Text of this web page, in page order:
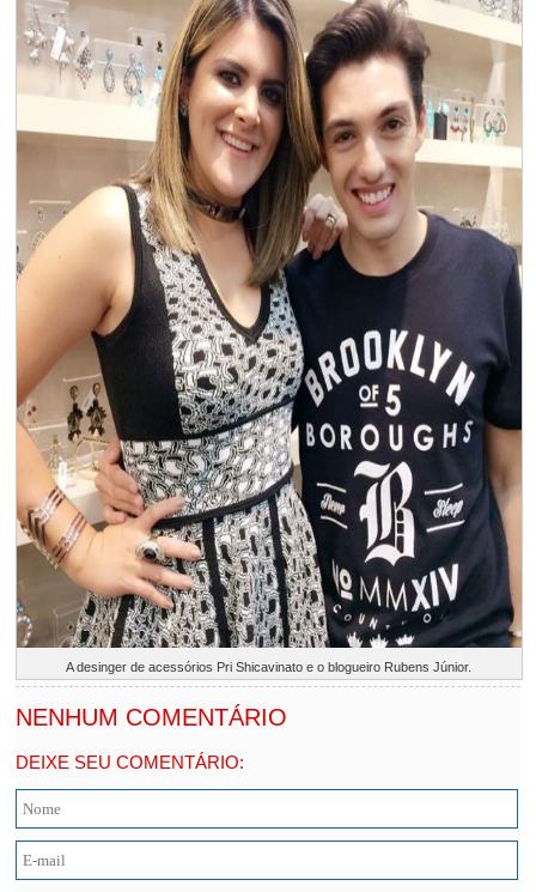
A desinger de acessórios Pri Shicavinato e o blogueiro Rubens Júnior.
NENHUM COMENTÁRIO
DEIXE SEU COMENTÁRIO: